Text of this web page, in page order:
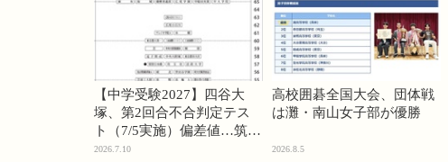
【中学受験2027】四谷大
塚、第2回合不合判定テス
ト（7/5実施）偏差値…筑駒
74・桜蔭70＜PR＞
2026.7.10
高校囲碁全国大会、団体戦
は灘・南山女子部が優勝
2026.8.5